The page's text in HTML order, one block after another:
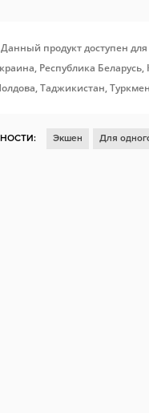
продукт доступен
Республика
Таджикистан,
Экшен Для